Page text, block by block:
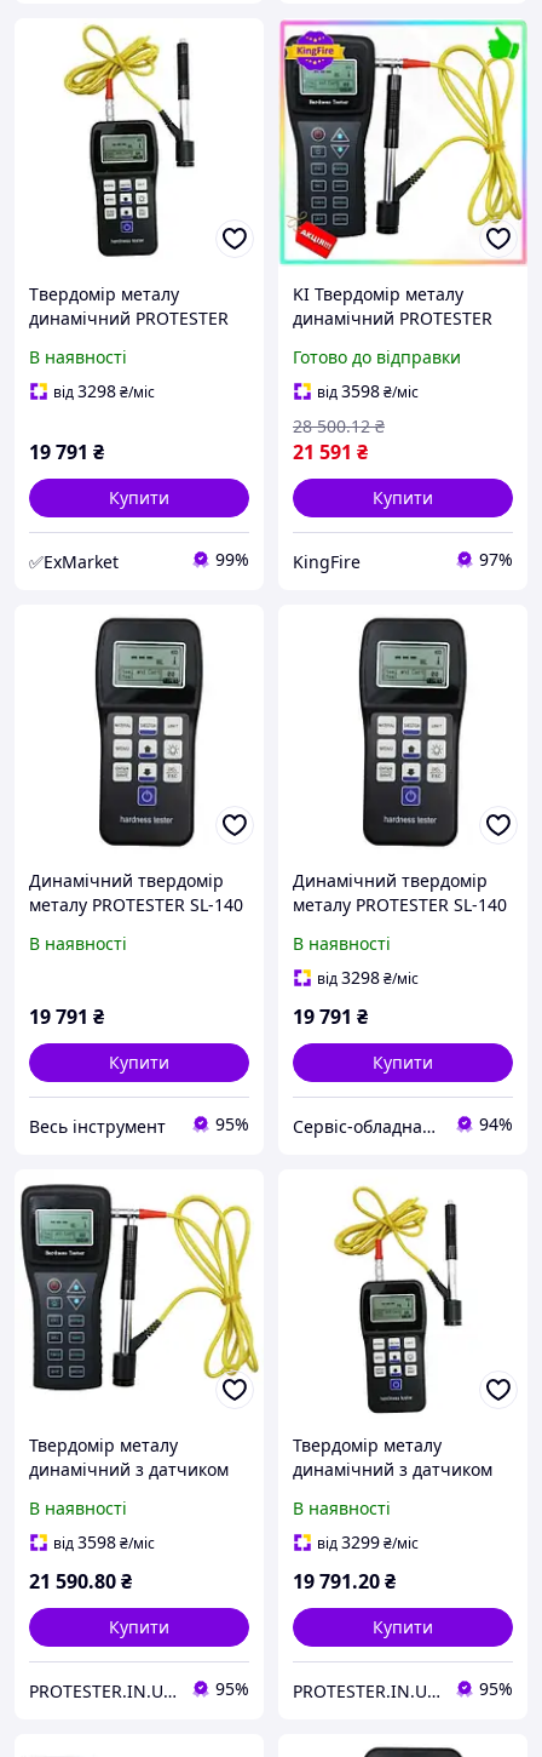
Tвepдoміp мeтaлу
динaмічний PROTESTER
В наявності
від3298₴/міс
19 791 ₴
Купити
✅ExMarket 99%
KI Твердомір металу
динамічний PROTESTER
вимірювання твердості
металів портативний
вимірник тверд FIR41_R
Готово до відправки
від3598₴/міс
21 591 ₴
28 500.12 ₴
Купити
KingFire 97%
Динамічний твердомір
металу PROTESTER SL-140
В наявності
19 791 ₴
Купити
Весь інструмент 95%
Динамічний твердомір
металу PROTESTER SL-140
В наявності
від3298₴/міс
19 791 ₴
Купити
Сервіс-обладнання 94%
Твердомір металу
динамічний з датчиком
В наявності
від3598₴/міс
21 590.80₴
Купити
PROTESTER.IN.UA професійні контрольно-вимірювальні прилади 95%
Твердомір металу
динамічний з датчиком
В наявності
від3299₴/міс
19 791.20₴
Купити
PROTESTER.IN.UA професійні контрольно-вимірювальні прилади 95%